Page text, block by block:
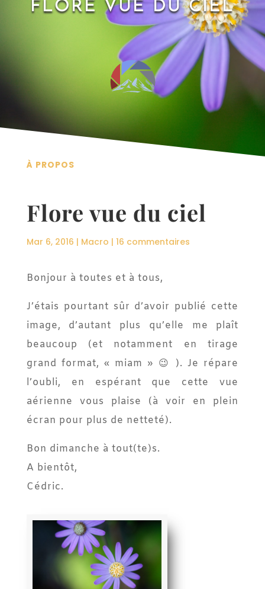
FLORE VUE DU CIEL
À PROPOS
Flore vue du ciel
Mar 6, 2016 | Macro | 16 commentaires
Bonjour à toutes et à tous,
J’étais pourtant sûr d’avoir publié cette
image, d’autant plus qu’elle me plaît
beaucoup (et notamment en tirage
grand format, « miam » 😉 ). Je répare
l’oubli, en espérant que cette vue
aérienne vous plaise (à voir en plein
écran pour plus de netteté).
Bon dimanche à tout(te)s.
A bientôt,
Cédric.